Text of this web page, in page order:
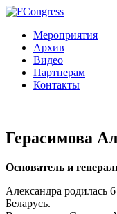
Мероприятия
Архив
Видео
Партнерам
Контакты
Герасимова
Основатель и
Александра родилась
Беларусь.